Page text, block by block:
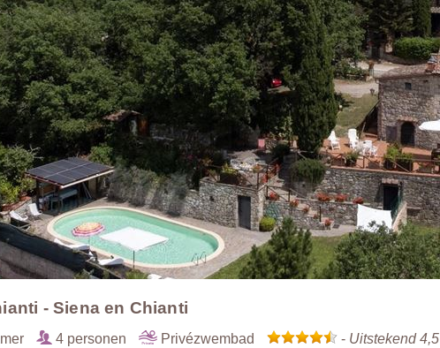
- Siena en Chianti
4 personen Privézwembad - Uitstekend 4,5